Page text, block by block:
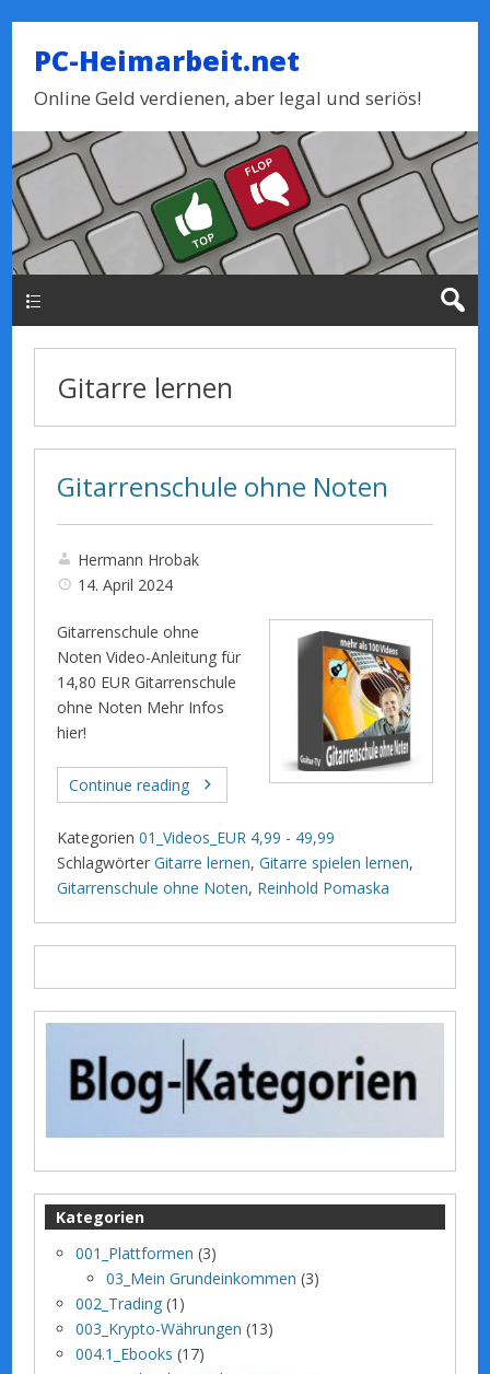
PC-Heimarbeit.net
Online Geld verdienen, aber legal und seriös!
Gitarre lernen
Gitarrenschule ohne Noten
Hermann Hrobak
14. April 2024
Gitarrenschule ohne
Noten Video-Anleitung für
14,80 EUR Gitarrenschule
ohne Noten Mehr Infos
hier!
Continue reading
Kategorien 01_Videos_EUR 4,99 - 49,99
Schlagwörter Gitarre lernen,Gitarre spielen lernen,
Gitarrenschule ohne Noten, Reinhold Pomaska
Kategorien
001_Plattformen (3)
03_Mein Grundeinkommen (3)
002_Trading (1)
003_Krypto-Währungen (13)
004.1_Ebooks (17)